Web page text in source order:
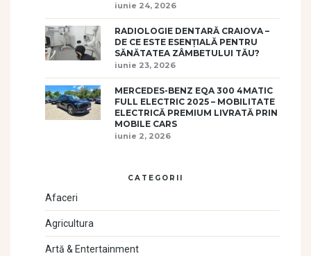
iunie 24, 2026
RADIOLOGIE DENTARĂ CRAIOVA –
DE CE ESTE ESENȚIALĂ PENTRU
SĂNĂTATEA ZÂMBETULUI TĂU?
iunie 23, 2026
MERCEDES-BENZ EQA 300 4MATIC
FULL ELECTRIC 2025 – MOBILITATE
ELECTRICĂ PREMIUM LIVRATĂ PRIN
MOBILE CARS
iunie 2, 2026
CATEGORII
Afaceri
Agricultura
Artă & Entertainment